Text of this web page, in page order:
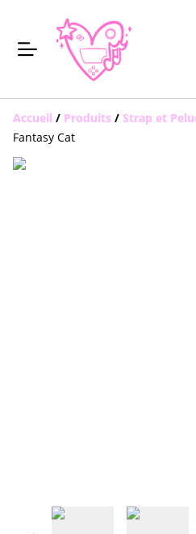
Accueil / Produits / Strap et
Fantasy Cat